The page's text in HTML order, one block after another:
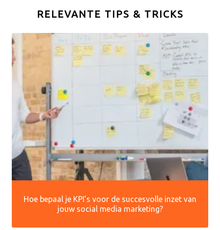
RELEVANTE TIPS & TRICKS
Hoe bepaal je KPI’s voor de succesvolle inzet van
jouw social media marketing?